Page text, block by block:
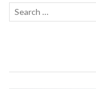
Search